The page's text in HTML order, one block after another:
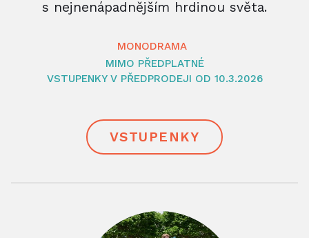
s nejnenápadnějším hrdinou světa.
MONODRAMA
MIMO PŘEDPLATNÉ
VSTUPENKY V PŘEDPRODEJI OD 10.3.2026
VSTUPENKY